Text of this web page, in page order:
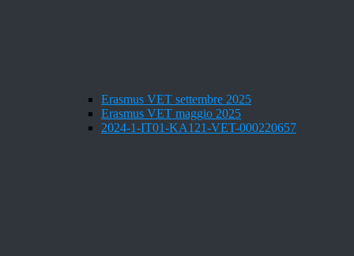
Erasmus VET settembre 2025
Erasmus VET maggio 2025
2024-1-IT01-KA121-VET-000220657